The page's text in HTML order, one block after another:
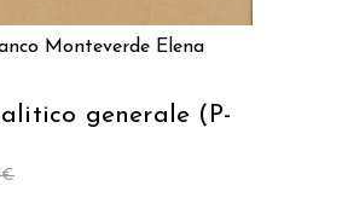
Monteverde Elena
generale (P-
€